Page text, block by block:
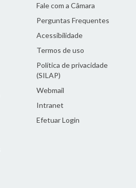
Fale com a Câmara
Perguntas Frequentes
Acessibilidade
Termos de uso
Política de privacidade
(SILAP)
Webmail
Intranet
Efetuar Login